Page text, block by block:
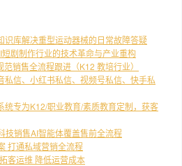
识库解决重型运动器械的日常故障答疑
剧制作行业的技术革命与产业重构
销售全流程跟进（K12 教培行业）
私信、小红书私信、视频号私信、快手私
统专为K12/职业教育/素质教育定制，获客
技销售AI智能体覆盖售前全流程
打通私域营销全流程
客运维 降低运营成本